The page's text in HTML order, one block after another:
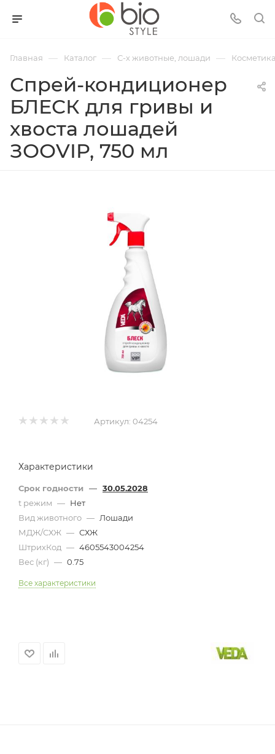
Главная — Каталог — С-х животные, лошади —
Спрей-кондиционер
БЛЕСК для гривы и
хвоста лошадей
ЗООVIP, 750 мл
Артикул: 04254
Характеристики
Срок годности — 30.05.2028
t режим — Нет
Вид животного — Лошади
МДЖ/СХЖ — СХЖ
ШтрихКод — 4605543004254
Вес (кг) — 0.75
Все характеристики